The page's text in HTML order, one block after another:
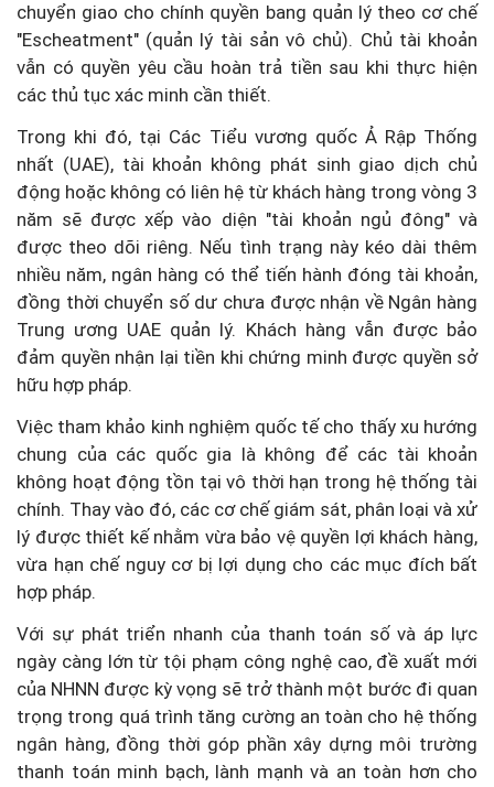
chuyển giao cho chính quyền bang quản lý theo cơ chế
"Escheatment" (quản lý tài sản vô chủ). Chủ tài khoản
vẫn có quyền yêu cầu hoàn trả tiền sau khi thực hiện
các thủ tục xác minh cần thiết.
Trong khi đó, tại Các Tiểu vương quốc Ả Rập Thống
nhất (UAE), tài khoản không phát sinh giao dịch chủ
động hoặc không có liên hệ từ khách hàng trong vòng 3
năm sẽ được xếp vào diện "tài khoản ngủ đông" và
được theo dõi riêng. Nếu tình trạng này kéo dài thêm
nhiều năm, ngân hàng có thể tiến hành đóng tài khoản,
đồng thời chuyển số dư chưa được nhận về Ngân hàng
Trung ương UAE quản lý. Khách hàng vẫn được bảo
đảm quyền nhận lại tiền khi chứng minh được quyền sở
hữu hợp pháp.
Việc tham khảo kinh nghiệm quốc tế cho thấy xu hướng
chung của các quốc gia là không để các tài khoản
không hoạt động tồn tại vô thời hạn trong hệ thống tài
chính. Thay vào đó, các cơ chế giám sát, phân loại và xử
lý được thiết kế nhằm vừa bảo vệ quyền lợi khách hàng,
vừa hạn chế nguy cơ bị lợi dụng cho các mục đích bất
hợp pháp.
Với sự phát triển nhanh của thanh toán số và áp lực
ngày càng lớn từ tội phạm công nghệ cao, đề xuất mới
của NHNN được kỳ vọng sẽ trở thành một bước đi quan
trọng trong quá trình tăng cường an toàn cho hệ thống
ngân hàng, đồng thời góp phần xây dựng môi trường
thanh toán minh bạch, lành mạnh và an toàn hơn cho